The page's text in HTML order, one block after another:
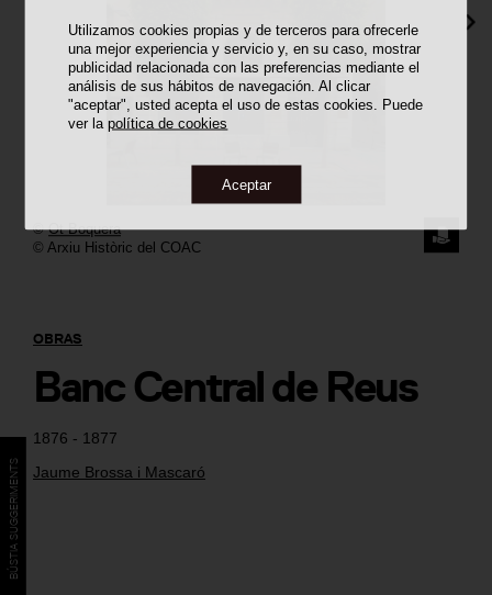
Utilizamos cookies propias y de terceros para ofrecerle
una mejor experiencia y servicio y, en su caso, mostrar
publicidad relacionada con las preferencias mediante el
análisis de sus hábitos de navegación. Al clicar
"aceptar", usted acepta el uso de estas cookies. Puede
ver lapolítica de cookies
Aceptar
1876 - 1877
Jaume Brossa i Mascaró
OBRAS
Banc Central de Reus
©Ot Boquera
© Arxiu Històric del COAC
BÚSTIA SUGGERIMENTS